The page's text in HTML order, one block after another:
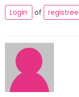
Login
of